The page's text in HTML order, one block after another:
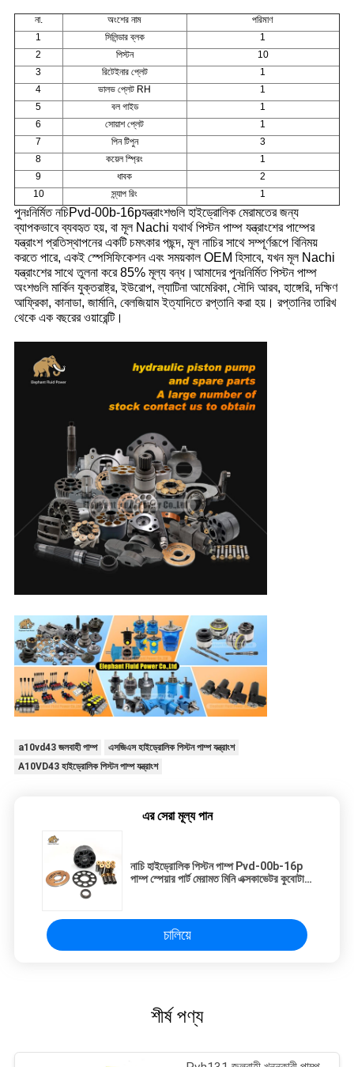
না. অংশের নাম
পরিমাণ
1
সিলিন্ডার ব্লক
1
2
পিস্টন
10
3
রিটেইনার প্লেট
1
4
ভালভ প্লেট RH
1
5
বল গাইড
1
6
সোয়াশ প্লেট
1
7
পিন টিপুন
3
8
কয়েল স্প্রিং
1
9
ধাবক
2
10
স্ন্যাপ রিং 1
পুনঃনির্মিত নচিPvd-00b-16pযন্ত্রাংশগুলি হাইড্রোলিক মেরামতের জন্য
ব্যাপকভাবে ব্যবহৃত হয়, বা মূল Nachi যথার্থ পিস্টন পাম্প যন্ত্রাংশের পাম্পের
যন্ত্রাংশ প্রতিস্থাপনের একটি চমৎকার পছন্দ, মূল নাচির সাথে সম্পূর্ণরূপে বিনিময়
করতে পারে, একই স্পেসিফিকেশন এবং সময়কাল OEM হিসাবে, যখন মূল Nachi
যন্ত্রাংশের সাথে তুলনা করে 85% মূল্য বন্ধ।আমাদের পুনঃনির্মিত পিস্টন পাম্প
অংশগুলি মার্কিন যুক্তরাষ্ট্র, ইউরোপ, ল্যাটিনা আমেরিকা, সৌদি আরব, হাঙ্গেরি, দক্ষিণ
আফ্রিকা, কানাডা, জার্মানি, বেলজিয়াম ইত্যাদিতে রপ্তানি করা হয়। রপ্তানির তারিখ
থেকে এক বছরের ওয়ারেন্টি।
a10vd43 জলবাহী পাম্প
এসজিএস হাইড্রোলিক পিস্টন পাম্প যন্ত্রাংশ
A10VD43 হাইড্রোলিক পিস্টন পাম্প যন্ত্রাংশ
এর সেরা মূল্য পান
নাচি হাইড্রোলিক পিস্টন পাম্প Pvd-00b-16p
পাম্প স্পেয়ার পার্ট মেরামত মিনি এক্সকাভেটর কুবোটা
চালিয়ে
শীর্ষ পণ্য